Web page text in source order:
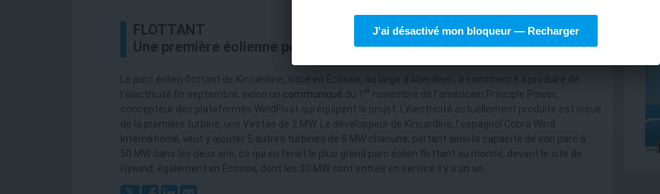
FLOTTANT
Une première éolienne pour Kincardine
Le parc éolien flottant de Kincardine, situé en Écosse, au large d’Aberdeen, a commencé à produire de
l’électricité fin septembre, selon un communiqué du 1
novembre de l’américain Principle Power,
concepteur des plateformes WindFloat qui équipent le projet. L’électricité actuellement produite est issue
de la première turbine, une Vestas de 2 MW. Le développeur de Kincardine, l’espagnol Cobra Wind
International, veut y ajouter 5 autres turbines de 8 MW chacune, portant ainsi la capacité de son parc à
50 MW dans les deux ans, ce qui en ferait le plus grand parc éolien flottant au monde, devant le site de
Hywind, également en Écosse, dont les 30 MW sont entrés en service il y a un an.
J'ai désactivé mon bloqueur — Recharger